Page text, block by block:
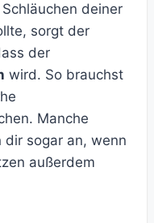
deiner
sorgt der
der
wird. So brauchst
Manche
dir sogar an, wenn
außerdem